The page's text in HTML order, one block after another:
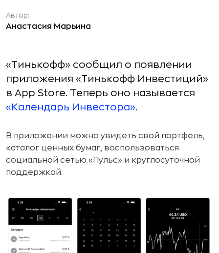
Автор:
Анастасия Марьина
«Тинькофф» сообщил о появлении
приложения «Тинькофф Инвестиций»
в App Store. Теперь оно называется
«Календарь Инвестора».
В приложении можно увидеть свой портфель,
каталог ценных бумаг, воспользоваться
социальной сетью «Пульс» и круглосуточной
поддержкой.